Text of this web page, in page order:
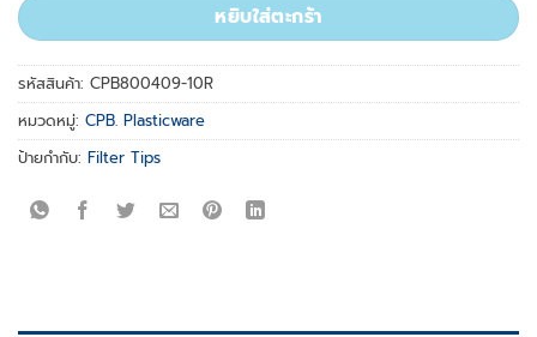
หยิบใส่ตะกร้า
รหัสสินค้า: CPB800409-10R
หมวดหมู่: CPB. Plasticware
ป้ายกำกับ: Filter Tips